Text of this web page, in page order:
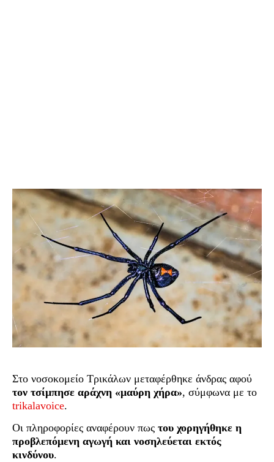
Στο νοσοκομείο Τρικάλων μεταφέρθηκε άνδρας αφού
τον τσίμπησε αράχνη «μαύρη χήρα», σύμφωνα με το
trikalavoice.
Οι πληροφορίες αναφέρουν πως του χορηγήθηκε η
προβλεπόμενη αγωγή και νοσηλεύεται εκτός
κινδύνου.